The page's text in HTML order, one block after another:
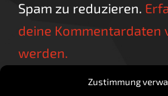
Zustimmung
Spam zu reduzieren.
deine Kommentardaten
werden.